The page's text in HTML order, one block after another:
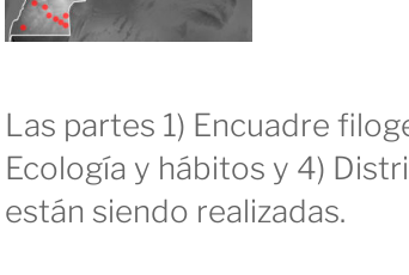
Las partes 1) Encuadre
Ecología y hábitos y 4)
están siendo realizadas.